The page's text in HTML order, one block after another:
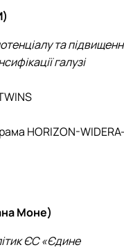
та
галузі
HORIZON-
Моне)
ЄС «Єдине